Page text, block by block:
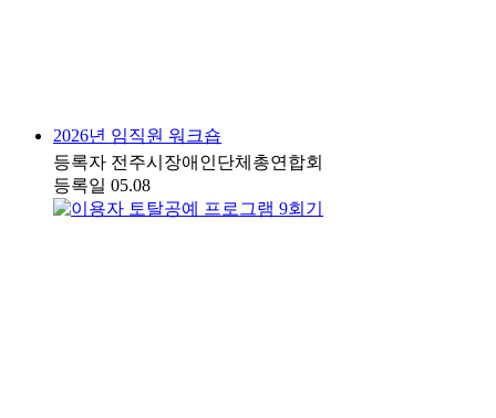
2026년 임직원 워크숍
등록자 전주시장애인단체총연합회
등록일 05.08